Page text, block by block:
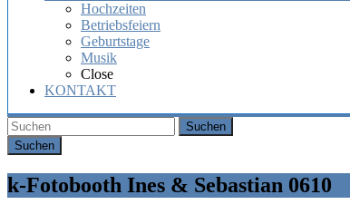
Hochzeiten
Betriebsfeiern
Geburtstage
Musik
Close
KONTAKT
Suchen
k-Fotobooth Ines & Sebastian 0610